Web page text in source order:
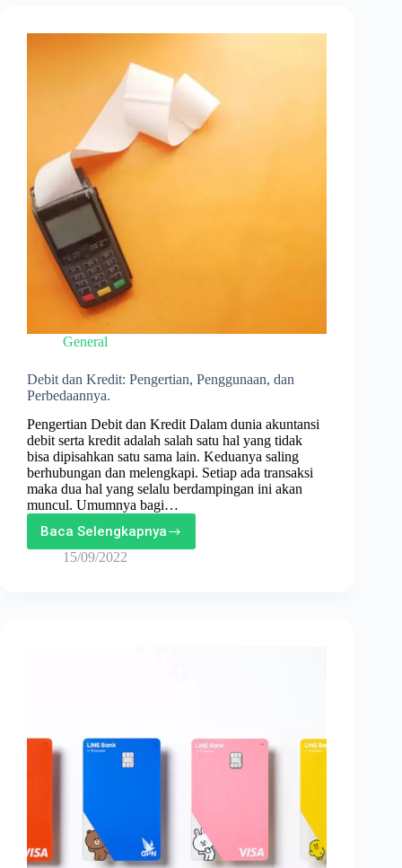
General
Debit dan Kredit: Pengertian, Penggunaan, dan
Perbedaannya.
Pengertian Debit dan Kredit Dalam dunia akuntansi
debit serta kredit adalah salah satu hal yang tidak
bisa dipisahkan satu sama lain. Keduanya saling
berhubungan dan melengkapi. Setiap ada transaksi
maka dua hal yang selalu berdampingan ini akan
muncul. Umumnya bagi…
Baca Selengkapnya
Debit
dan
15/09/2022